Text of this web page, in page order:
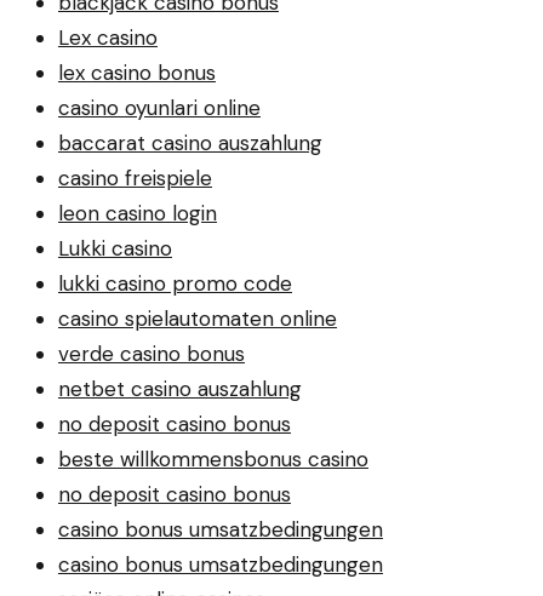
Lex casino
lex casino bonus
casino oyunlari online
baccarat casino auszahlung
casino freispiele
leon casino login
Lukki casino
lukki casino promo code
casino spielautomaten online
verde casino bonus
netbet casino auszahlung
no deposit casino bonus
beste willkommensbonus casino
no deposit casino bonus
casino bonus umsatzbedingungen
casino bonus umsatzbedingungen